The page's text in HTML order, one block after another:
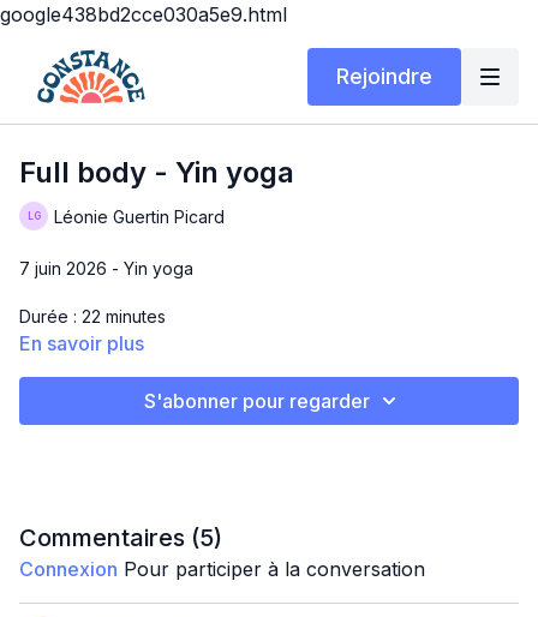
google438bd2cce030a5e9.html
Rejoindre
Full body - Yin yoga
Léonie Guertin Picard
7 juin 2026 - Yin yoga
Durée : 22 minutes
Douce séance de yin yoga pour libérer les tensions dans le
En savoir plus
S'abonner pour regarder
Commentaires (5)
Connexion Pour participer à la conversation